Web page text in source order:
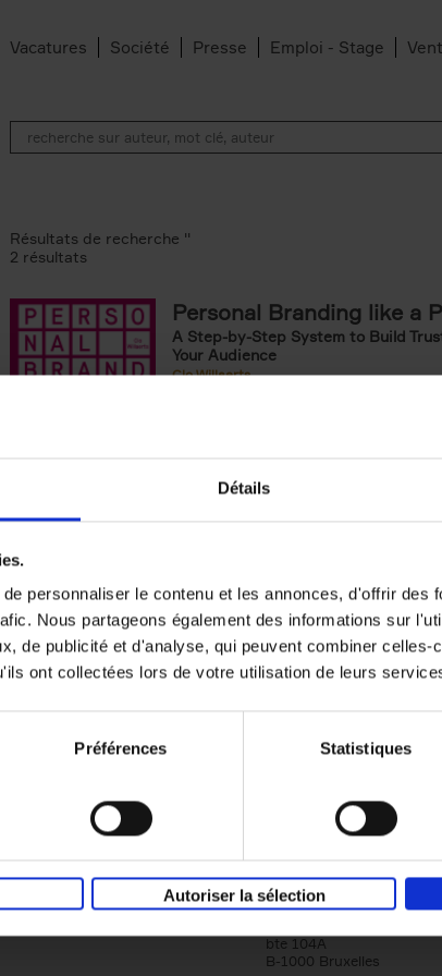
Détails
personnaliser le contenu et les annonces, d'offrir des
Nous partageons également des informations sur
de publicité et d'analyse, qui peuvent combiner
ont collectées lors de votre utilisation de leurs
Préférences Statistiques
Autoriser la sélection
Vacatures Société Presse Emploi - Stage
Résultats de recherche ''
2 résultats
Personal Branding like a
A Step-by-Step System to Build
Your Audience
Clo Willaerts
Planning to Promoting
Clo Willaerts
Couverture souple
352
Société
Qui sommes-nous?
Éditions Racine
Tour & Taxis
bte 104A
B-1000 Bruxelles